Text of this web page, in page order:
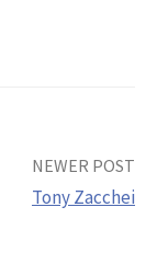
NEWER POST
Tony Zacchei